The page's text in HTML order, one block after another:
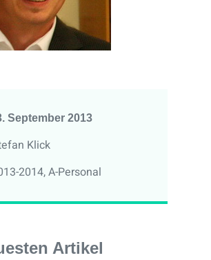
September 2013
Klick
2014,A-Personal
Artikel